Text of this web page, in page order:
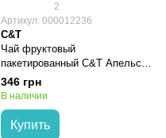
2
Артикул: 000012236
C&T
Чай фруктовый
пакетированный C&T Апельсин
и розмарин (50шт*3,3г)
346 грн
В наличии
Купить